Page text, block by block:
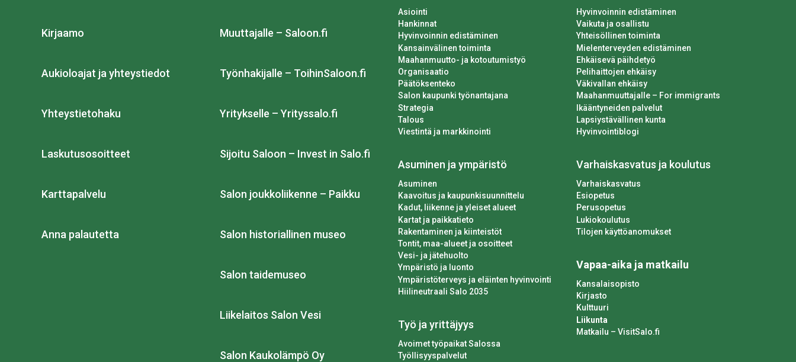
Kirjaamo
Aukioloajat ja yhteystiedot
Yhteystietohaku
Laskutusosoitteet
Karttapalvelu
Anna palautetta
Muuttajalle – Saloon.fi
Työnhakijalle – ToihinSaloon.fi
Yritykselle – Yrityssalo.fi
Sijoitu Saloon – Invest in Salo.fi
Salon joukkoliikenne – Paikku
Salon historiallinen museo
Salon taidemuseo
Liikelaitos Salon Vesi
Salon Kaukolämpö Oy
Asiointi
Hankinnat
Hyvinvoinnin edistäminen
Kansainvälinen toiminta
Maahanmuutto- ja kotoutumistyö
Organisaatio
Päätöksenteko
Salon kaupunki työnantajana
Strategia
Talous
Viestintä ja markkinointi
Asuminen ja ympäristö
Asuminen
Kaavoitus ja kaupunkisuunnittelu
Kadut, liikenne ja yleiset alueet
Kartat ja paikkatieto
Rakentaminen ja kiinteistöt
Tontit, maa-alueet ja osoitteet
Vesi- ja jätehuolto
Ympäristö ja luonto
Ympäristöterveys ja eläinten hyvinvointi
Hiilineutraali Salo 2035
Työ ja yrittäjyys
Avoimet työpaikat Salossa
Työllisyyspalvelut
Hyvinvoinnin edistäminen
Vaikuta ja osallistu
Yhteisöllinen toiminta
Mielenterveyden edistäminen
Ehkäisevä päihdetyö
Pelihaittojen ehkäisy
Väkivallan ehkäisy
Maahanmuuttajalle – For immigrants
Ikääntyneiden palvelut
Lapsiystävällinen kunta
Hyvinvointiblogi
Varhaiskasvatus ja koulutus
Varhaiskasvatus
Esiopetus
Perusopetus
Lukiokoulutus
Tilojen käyttöanomukset
Vapaa-aika ja matkailu
Kansalaisopisto
Kirjasto
Kulttuuri
Liikunta
Matkailu – VisitSalo.fi